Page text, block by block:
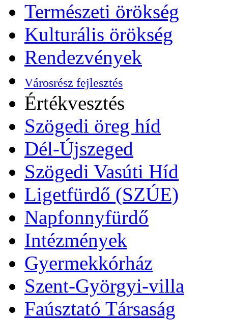
Természeti örökség
Kulturális örökség
Rendezvények
Városrész fejlesztés
Értékvesztés
Szögedi öreg híd
Dél-Újszeged
Szögedi Vasúti Híd
Ligetfürdő (SZÚE)
Napfonnyfürdő
Intézmények
Gyermekkórház
Szent-Györgyi-villa
Faúsztató Társaság